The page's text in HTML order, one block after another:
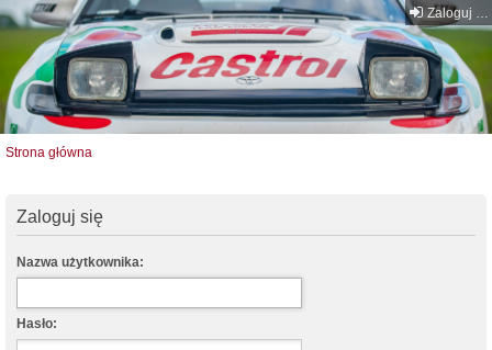
Zaloguj się
Strona główna
Zaloguj się
Nazwa użytkownika:
Hasło: